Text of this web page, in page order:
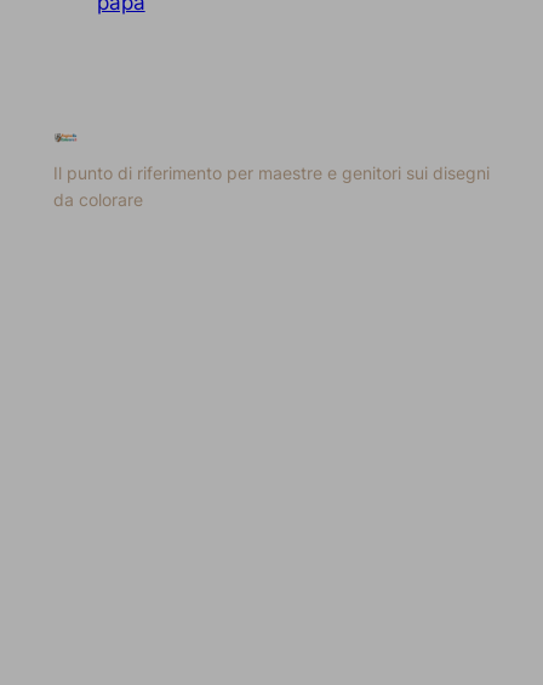
Il punto di riferimento per maestre e genitori sui disegni
da colorare